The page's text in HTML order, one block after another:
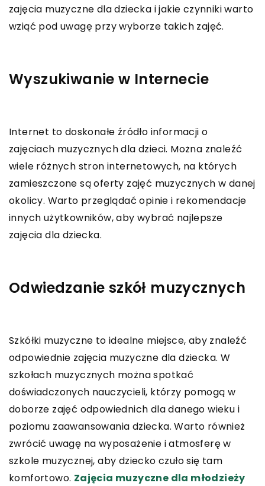
zajęcia muzyczne dla dziecka i jakie czynniki warto
wziąć pod uwagę przy wyborze takich zajęć.
Wyszukiwanie w Internecie
Internet to doskonałe źródło informacji o
zajęciach muzycznych dla dzieci. Można znaleźć
wiele różnych stron internetowych, na których
zamieszczone są oferty zajęć muzycznych w danej
okolicy. Warto przeglądać opinie i rekomendacje
innych użytkowników, aby wybrać najlepsze
zajęcia dla dziecka.
Odwiedzanie szkół muzycznych
Szkółki muzyczne to idealne miejsce, aby znaleźć
odpowiednie zajęcia muzyczne dla dziecka. W
szkołach muzycznych można spotkać
doświadczonych nauczycieli, którzy pomogą w
doborze zajęć odpowiednich dla danego wieku i
poziomu zaawansowania dziecka. Warto również
zwrócić uwagę na wyposażenie i atmosferę w
szkole muzycznej, aby dziecko czuło się tam
komfortowo. Zajęcia muzyczne dla młodzieży